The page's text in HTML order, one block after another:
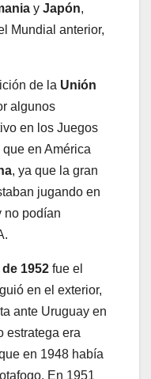
y Japón,
Mundial anterior,
de la Unión
algunos
en los Juegos
en América
, ya que la gran
jugando en
no podían
1952 fue el
en el exterior,
ante Uruguay en
estratega era
en 1948 había
En 1951